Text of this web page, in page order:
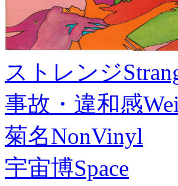
ストレンジ
事故・違和感
菊名NonVinyl
宇宙博Space